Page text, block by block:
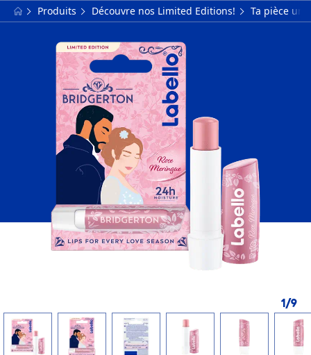
Produits Découvre nos Limited Editions! Ta pièce
1/9